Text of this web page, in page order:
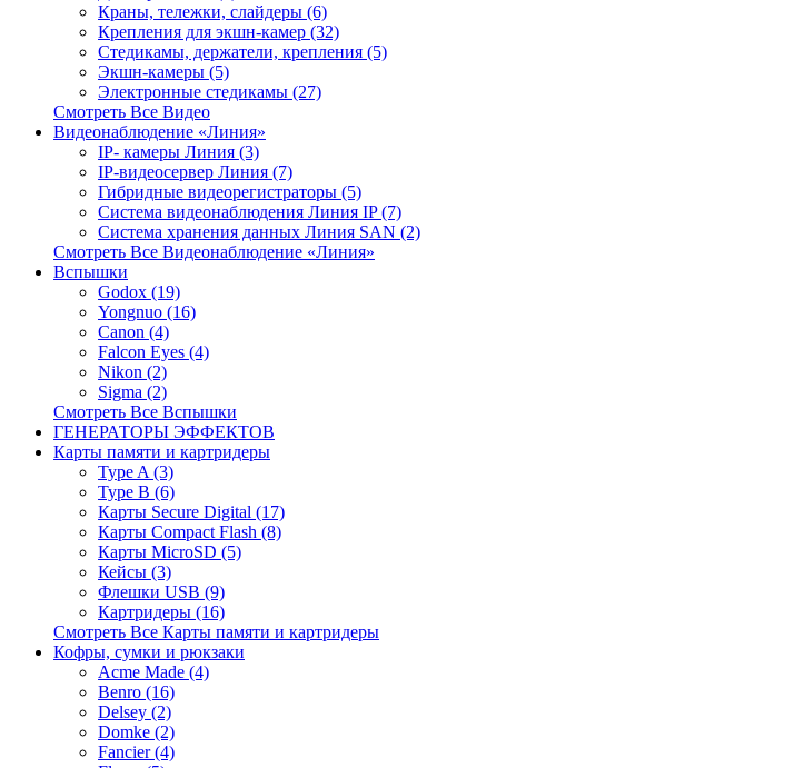
Краны, тележки, слайдеры (6)
Крепления для экшн-камер (32)
Стедикамы, держатели, крепления (5)
Экшн-камеры (5)
Электронные стедикамы (27)
Смотреть Все Видео
Видеонаблюдение «Линия»
IP- камеры Линия (3)
IP-видеосервер Линия (7)
Гибридные видеорегистраторы (5)
Система видеонаблюдения Линия IP (7)
Система хранения данных Линия SAN (2)
Смотреть Все Видеонаблюдение «Линия»
Вспышки
Godox (19)
Yongnuo (16)
Canon (4)
Falcon Eyes (4)
Nikon (2)
Sigma (2)
Смотреть Все Вспышки
ГЕНЕРАТОРЫ ЭФФЕКТОВ
Карты памяти и картридеры
Type A (3)
Type B (6)
Карты Secure Digital (17)
Карты Compact Flash (8)
Карты MicroSD (5)
Кейсы (3)
Флешки USB (9)
Картридеры (16)
Смотреть Все Карты памяти и картридеры
Кофры, сумки и рюкзаки
Acme Made (4)
Benro (16)
Delsey (2)
Domke (2)
Fancier (4)